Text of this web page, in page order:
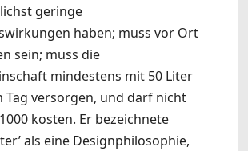
geringe
haben; muss vor Ort
sein; muss die
mindestens mit 50 Liter
Tag versorgen, und darf nicht
kosten. Er bezeichnete
als eine Designphilosophie,